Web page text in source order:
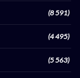
(8 591)
(4 495)
(5 563)